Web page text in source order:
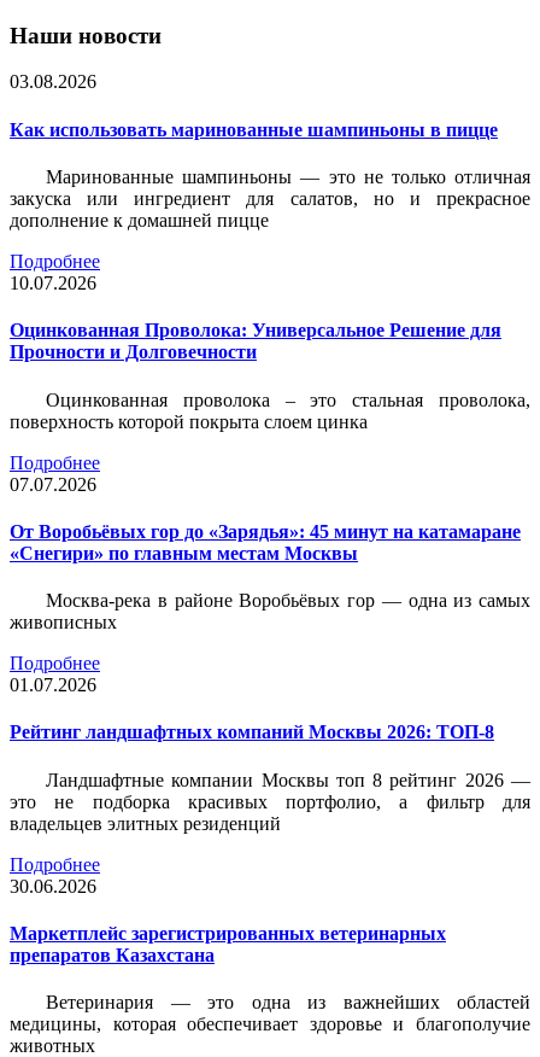
Наши новости
03.08.2026
Как использовать маринованные шампиньоны в пицце
Маринованные шампиньоны — это не только отличная
закуска или ингредиент для салатов, но и прекрасное
дополнение к домашней пицце
Подробнее
10.07.2026
Оцинкованная Проволока: Универсальное Решение для
Прочности и Долговечности
Оцинкованная проволока – это стальная проволока,
поверхность которой покрыта слоем цинка
Подробнее
07.07.2026
От Воробьёвых гор до «Зарядья»: 45 минут на катамаране
«Снегири» по главным местам Москвы
Москва-река в районе Воробьёвых гор — одна из самых
живописных
Подробнее
01.07.2026
Рейтинг ландшафтных компаний Москвы 2026: ТОП-8
Ландшафтные компании Москвы топ 8 рейтинг 2026 —
это не подборка красивых портфолио, а фильтр для
владельцев элитных резиденций
Подробнее
30.06.2026
Маркетплейс зарегистрированных ветеринарных
препаратов Казахстана
Ветеринария — это одна из важнейших областей
медицины, которая обеспечивает здоровье и благополучие
животных